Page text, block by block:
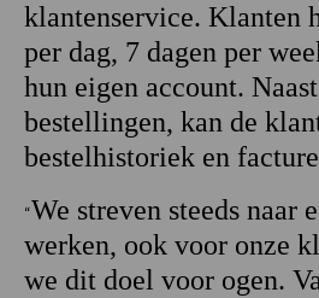
klantenservice. Klanten
per dag, 7 dagen per
hun eigen account.
bestellingen, kan de
bestelhistoriek en
“We streven steeds naar
werken, ook voor onze
we dit doel voor ogen.